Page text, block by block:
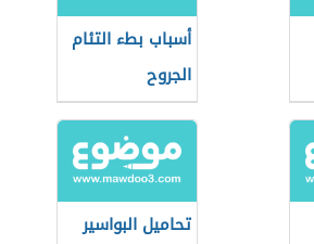
أسباب بطء التئام
الجروح
تحاميل البواسير